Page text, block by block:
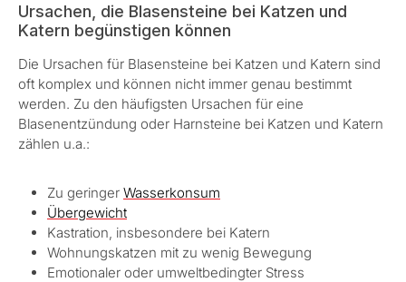
Ursachen, die Blasensteine bei Katzen und
Katern begünstigen können
Die Ursachen für Blasensteine bei Katzen und Katern sind
oft komplex und können nicht immer genau bestimmt
werden. Zu den häufigsten Ursachen für eine
Blasenentzündung oder Harnsteine bei Katzen und Katern
zählen u.a.:
Zu geringer Wasserkonsum
Übergewicht
Kastration, insbesondere bei Katern
Wohnungskatzen mit zu wenig Bewegung
Emotionaler oder umweltbedingter Stress